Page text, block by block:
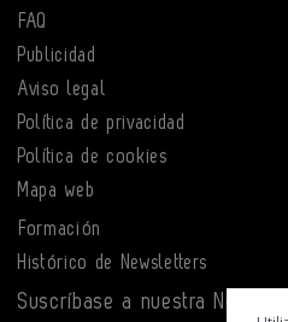
FAQ
Publicidad
Aviso legal
Política de privacidad
Política de cookies
Mapa web
Formación
Histórico de Newsletters
Suscríbase a nuestra